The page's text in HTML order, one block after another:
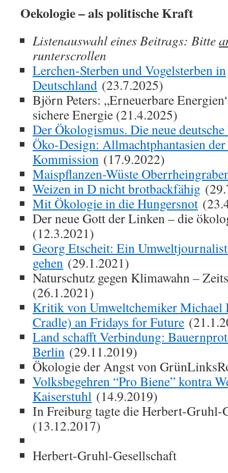
Oekologie – als politische Kraft
Listenauswahl eines Beitrags: Bitte
runterscrollen
Lerchen-Sterben und Vogelsterben in
Deutschland (23.7.2025)
Björn Peters: „Erneuerbare
sichere Energie (21.4.2025)
Der Ökologismus. Die neue
Öko-Design: Allmachtphantasien
Kommission (17.9.2022)
Maispflanzen-Wüste
Weizen in D nicht brotbackfähig
Mit Ökologie in die Hungersnot
Der neue Gott der Linken – die
(12.3.2021)
Georg Etscheit: Ein
gehen (29.1.2021)
Naturschutz gegen Klimawahn –
(26.1.2021)
Kritik von Umweltchemiker Michael
Cradle) an Fridays for Future
Land schafft Verbindung:
Berlin (29.11.2019)
Ökologie der Angst von
Volksbegehren “Pro Biene” kontra
Kaiserstuhl (14.9.2019)
In Freiburg tagte die Herbert-Gruhl-
(13.12.2017)
Herbert-Gruhl-Gesellschaft